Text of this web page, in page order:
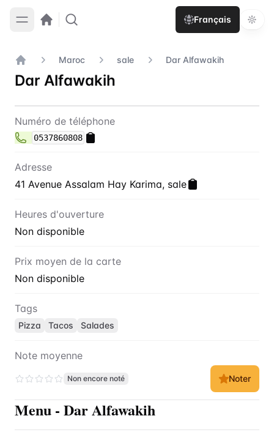
Français
Accueil
Maroc sale Dar Alfawakih
Dar Alfawakih
Contact Dar Alfawakih
Numéro de téléphone
0537860808
Adresse
41 Avenue Assalam Hay Karima, sale
Heures d'ouverture
Non disponible
Prix moyen de la carte
Non disponible
Tags
Pizza Tacos Salades
Note moyenne
Non encore noté Noter
Menu - Dar Alfawakih